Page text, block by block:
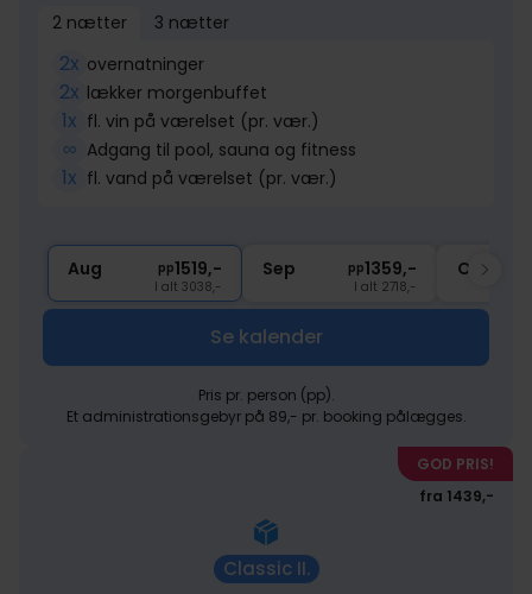
2 nætter 3 nætter
2x overnatninger
2x lækker morgenbuffet
1x fl. vin på værelset (pr. vær.)
∞ Adgang til pool, sauna og fitness
1x fl. vand på værelset (pr. vær.)
Aug pp1519,-
I alt 3038,-
Sep pp1359,-
I alt 2718,-
Okt
Se kalender
Pris pr. person (pp).
Et administrationsgebyr på 89,- pr. booking pålægges.
GOD PRIS!
fra 1439,-
Classic II.